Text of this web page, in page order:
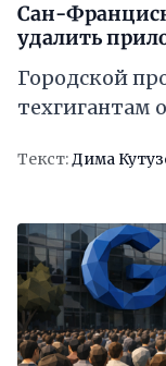
Сан-
удалить
Городской
техгигантам
Текст:Дима